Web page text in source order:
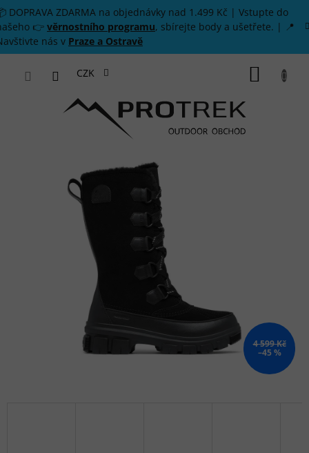
Přejít na obsah
DOPRAVA ZDARMA na objednávky nad 1.499 Kč | Vstupte do
👉 věrnostního programu, sbírejte body a ušetřete. | 📍
nás v Praze a Ostravě
CZK
4 599 Kč
–45 %